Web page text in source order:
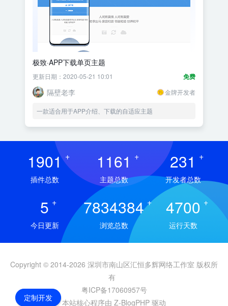
极致·APP下载单页主题
免费
更新日期：2020-05-21 10:01
隔壁老李 金牌开发者
一款适合用于APP介绍、下载的自适应主题
1901 +
插件总数
1161 +
主题总数
231 +
开发者总数
5 +
今日更新
7834384 +
浏览总数
4700 +
运行天数
Copyright © 2014-2026 深圳市南山区汇恒多辉网络工作室 版权所
有
粤ICP备17060957号
本站核心程序由 Z-BlogPHP 驱动
定制开发